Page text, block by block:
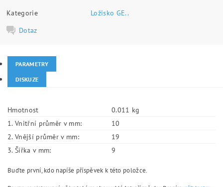
Kategorie
Ložisko GE..
Dotaz
PARAMETRY
DISKUZE
Hmotnost
0.011 kg
1. Vnitřní průměr v mm:
10
2. Vnější průměr v mm:
19
3. Šířka v mm:
9
Buďte první, kdo napíše příspěvek k této položce.